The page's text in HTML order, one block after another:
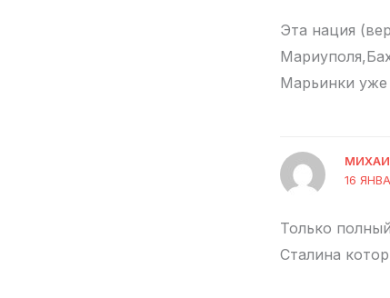
Эта нация
Марьинки
16
Только
Сталина